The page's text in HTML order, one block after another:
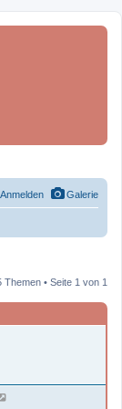
Galerie
Anmelden
Themen • Seite 1 von 1